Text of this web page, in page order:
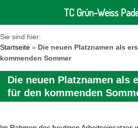
Sie sind hier:
Startseite » Die neuen Platznamen als
kommenden Sommer
Die neuen Platznamen als
für den kommenden
TC Grün-Weiss